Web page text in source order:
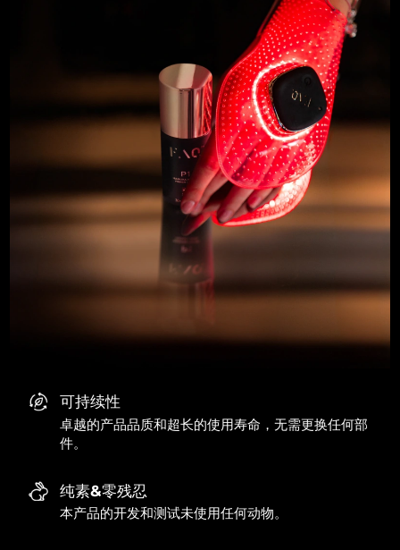
可持续性
卓越的产品品质和超长的使用寿命，无需更换任何部
件。
纯素&零残忍
本产品的开发和测试未使用任何动物。